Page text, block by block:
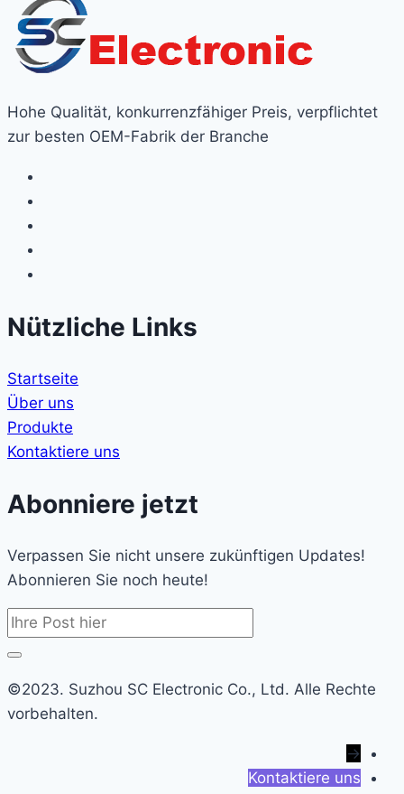
Hohe Qualität, konkurrenzfähiger Preis, verpflichtet
zur besten OEM-Fabrik der Branche
Nützliche Links
Startseite
Über uns
Produkte
Kontaktiere uns
Abonniere jetzt
Verpassen Sie nicht unsere zukünftigen Updates!
Abonnieren Sie noch heute!
©2023. Suzhou SC Electronic Co., Ltd. Alle Rechte
vorbehalten.
→
Kontaktiere uns